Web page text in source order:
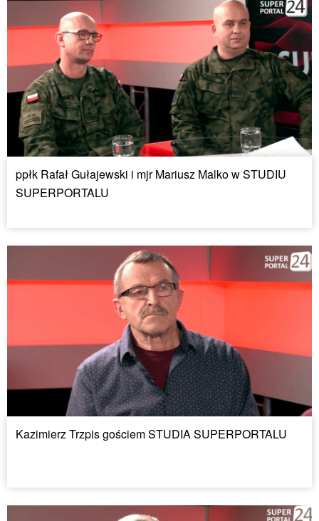
ppłk Rafał Gułajewski i mjr Mariusz Malko w STUDIU
SUPERPORTALU
Kazimierz Trzpis gościem STUDIA SUPERPORTALU